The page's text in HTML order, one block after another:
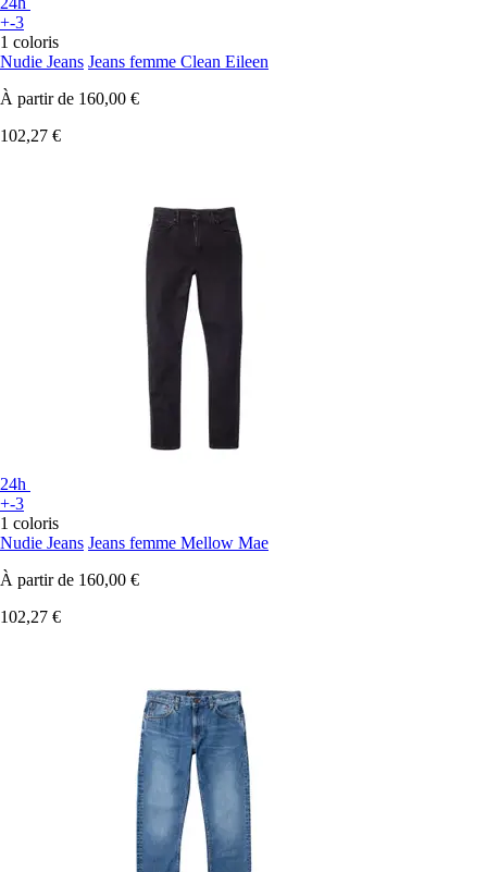
+-3
1 coloris
Nudie Jeans Jeans femme Clean Eileen
À partir de 160,00 €
102,27 €
24h
+-3
1 coloris
Nudie Jeans Jeans femme Mellow Mae
À partir de 160,00 €
102,27 €